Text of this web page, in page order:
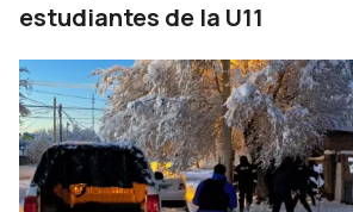
estudiantes de la U11